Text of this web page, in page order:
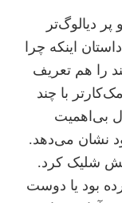
دیالوگ‌تر
اینکه چرا
را هم تعریف
با چند
بی‌اهمیت
نشان می‌دهد.
شلیک کرد.
بود یا دوست